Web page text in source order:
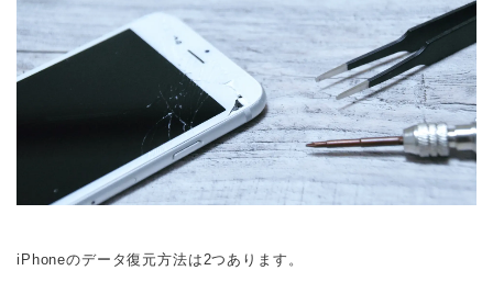
iPhoneのデータ復元方法は2つあります。